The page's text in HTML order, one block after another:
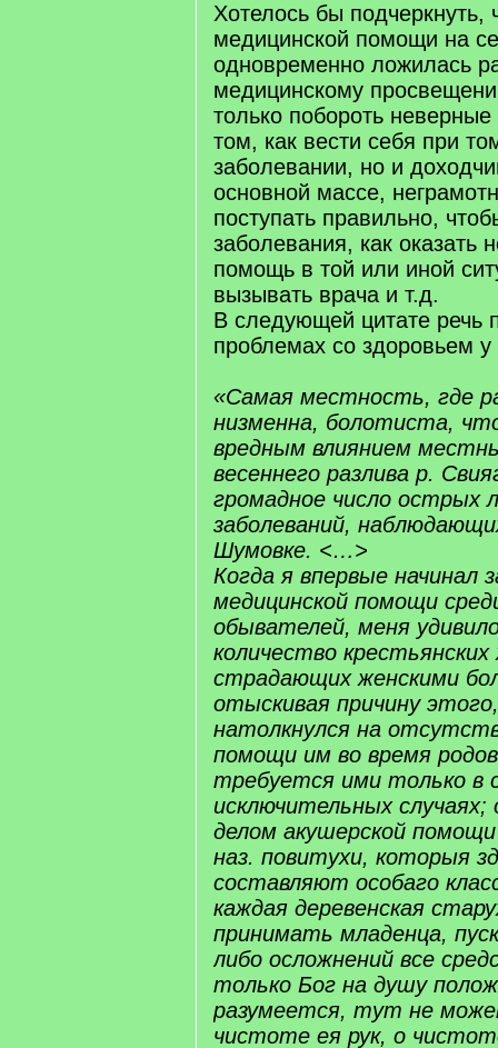
Хотелось бы подчеркнуть,
медицинской помощи на
одновременно ложилась
медицинскому
только побороть
том, как вести себя при
заболевании, но и
основной массе,
поступать правильно,
заболевания, как оказать
помощь в той или иной
вызывать врача и т.д.
В следующей цитате речь
проблемах со здоровьем
«Самая местность, где
низменна, болотиста,
вредным влиянием
весеннего разлива р.
громадное число острых
заболеваний,
Шумовке. <…>
Когда я впервые начинал
медицинской помощи
обывателей, меня
количество
страдающих женскими
отыскивая причину
натолкнулся на
помощи им во время
требуется ими только в
исключительных случаях;
делом акушерской
наз. повитухи, которыя
составляют особаго
каждая деревенская
принимать младенца,
либо осложнений все
только Бог на душу
разумеется, тут не
чистоте ея рук, о